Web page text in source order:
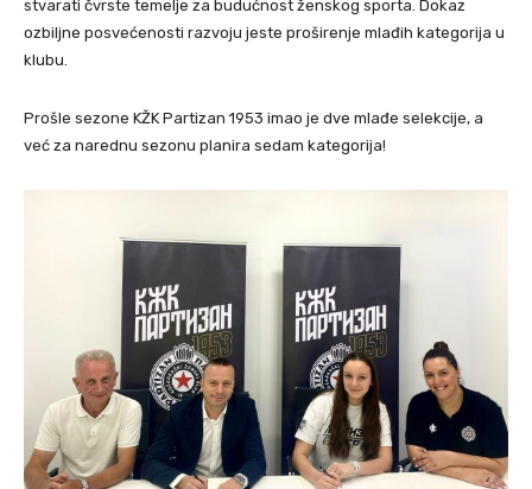
stvarati čvrste temelje za budućnost ženskog sporta. Dokaz
ozbiljne posvećenosti razvoju jeste proširenje mlađih kategorija u
klubu.
Prošle sezone KŽK Partizan 1953 imao je dve mlađe selekcije, a
već za narednu sezonu planira sedam kategorija!